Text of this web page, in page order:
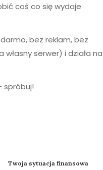
coś co się wydaje
bez reklam, bez
serwer) i działa na
spróbuj!
Twoja sytuacja finansowa